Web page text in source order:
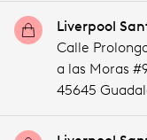
Liverpool
Calle
a las Moras
45645